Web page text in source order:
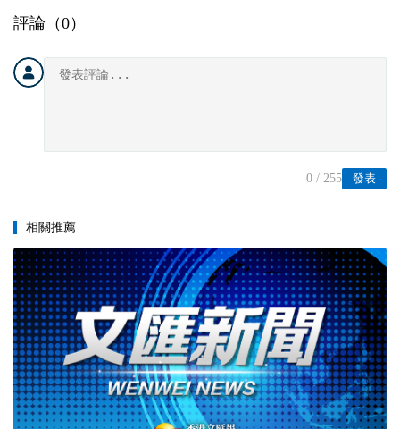
評論（0）
發表
0 / 255
相關推薦